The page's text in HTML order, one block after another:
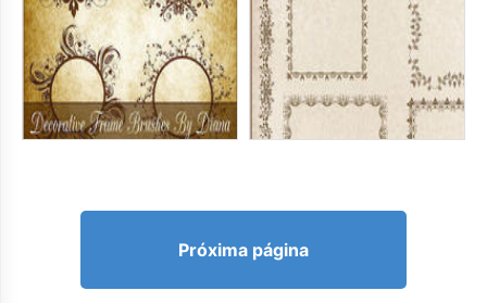
Próxima página